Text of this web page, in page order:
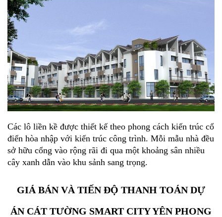
Các lô liền kề được thiết kế theo phong cách kiến trúc cổ
điển hòa nhập với kiến trúc công trình. Mỗi mẫu nhà đều
sở hữu cổng vào rộng rãi đi qua một khoảng sân nhiều
cây xanh dẫn vào khu sảnh sang trọng.
GIÁ BÁN VÀ TIẾN ĐỘ THANH TOÁN DỰ
ÁN CÁT TƯỜNG SMART CITY YÊN PHONG